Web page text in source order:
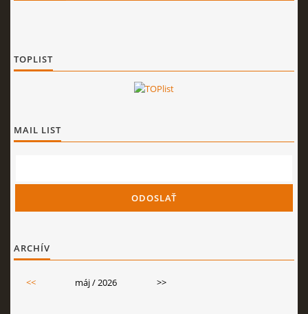
TOPLIST
MAIL LIST
ARCHÍV
<< máj / 2026 >>